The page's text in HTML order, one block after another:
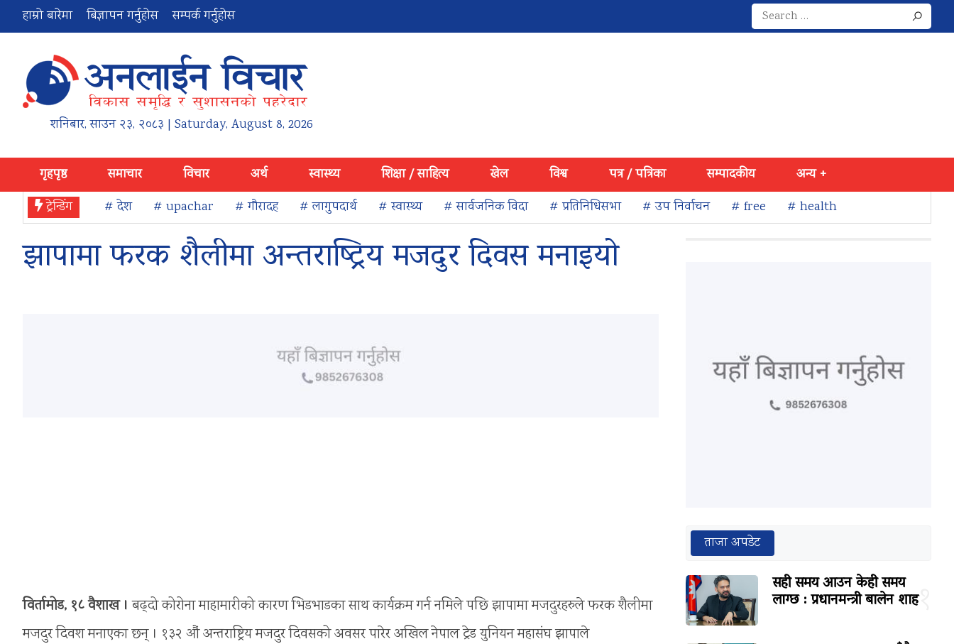
हाम्रो बारेमा बिज्ञापन गर्नुहोस सम्पर्क गर्नुहोस
Search
for:
शनिबार,साउन २३, २०८३ | Saturday, August 8, 2026
गृहपृष्ठ समाचार विचार अर्थ स्वास्थ्य शिक्षा / साहित्य खेल विश्व पत्र / पत्रिका सम्पादकीय
अन्य +
ट्रेन्डिंग
# देश # upachar # गौरादह # लागुपदार्थ # स्वास्थ्य # सार्वजनिक विदा # प्रतिनिधिसभा # उप निर्वाचन # free # health
झापामा फरक शैलीमा अन्तराष्ट्रिय मजदुर दिवस मनाइयो
विर्तामोड, १८ वैशाख । बढ्दो कोरोना माहामारीको कारण भिडभाडका साथ कार्यक्रम गर्न नमिले पछि झापामा मजदुरहरुले फरक शैलीमा
मजदुर दिवश मनाएका छन् । १३२ औं अन्तराष्ट्रिय मजदुर दिवसको अवसर पारेर अखिल नेपाल ट्रेड युनियन महासंघ झापाले
ताजा अपडेट
१
सही समय आउन केही समय
लाग्छ : प्रधानमन्त्री बालेन शाह